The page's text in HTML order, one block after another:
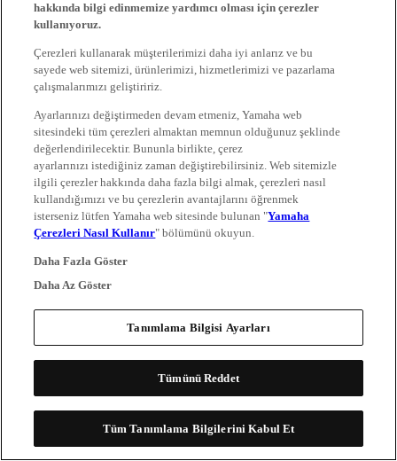
hakkında bilgi edinmemize yardımcı olması için çerezler
kullanıyoruz.
Çerezleri kullanarak müşterilerimizi daha iyi anlarız ve bu
sayede web sitemizi, ürünlerimizi, hizmetlerimizi ve pazarlama
çalışmalarımızı geliştiririz.
Ayarlarınızı değiştirmeden devam etmeniz, Yamaha web
sitesindeki tüm çerezleri almaktan memnun olduğunuz şeklinde
değerlendirilecektir. Bununla birlikte, çerez
ayarlarınızı istediğiniz zaman değiştirebilirsiniz. Web sitemizle
ilgili çerezler hakkında daha fazla bilgi almak, çerezleri nasıl
kullandığımızı ve bu çerezlerin avantajlarını öğrenmek
isterseniz lütfen Yamaha web sitesinde bulunan "Yamaha
Çerezleri Nasıl Kullanır" bölümünü okuyun.
Daha Fazla Göster
Daha Az Göster
Tanımlama Bilgisi Ayarları
Tümünü Reddet
Tüm Tanımlama Bilgilerini Kabul Et